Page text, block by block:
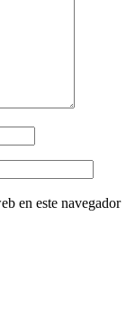
en este navegador